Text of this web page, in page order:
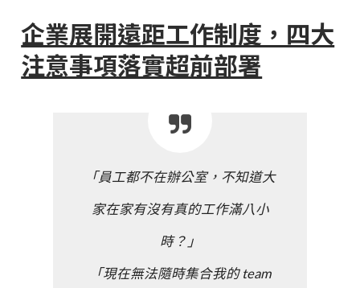
企業展開遠距工作制度，四大
注意事項落實超前部署
「員工都不在辦公室，不知道大
家在家有沒有真的工作滿八小
時？」
「現在無法隨時集合我的 team